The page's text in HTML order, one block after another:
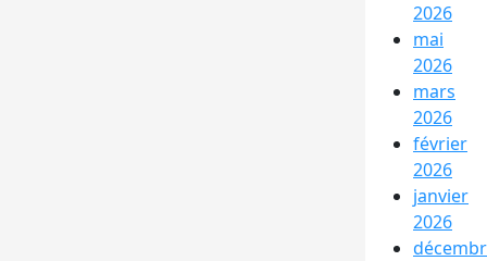
2026
mai
2026
mars
2026
février
2026
janvier
2026